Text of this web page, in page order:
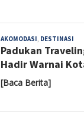
AKOMODASI, DESTINASI
Padukan
Hadir Warnai
[Baca Berita]